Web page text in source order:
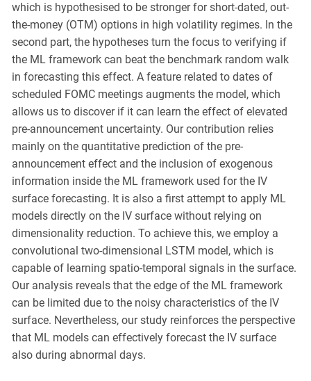
which is hypothesised to be stronger for short-dated, out-
the-money (OTM) options in high volatility regimes. In the
second part, the hypotheses turn the focus to verifying if
the ML framework can beat the benchmark random walk
in forecasting this effect. A feature related to dates of
scheduled FOMC meetings augments the model, which
allows us to discover if it can learn the effect of elevated
pre-announcement uncertainty. Our contribution relies
mainly on the quantitative prediction of the pre-
announcement effect and the inclusion of exogenous
information inside the ML framework used for the IV
surface forecasting. It is also a first attempt to apply ML
models directly on the IV surface without relying on
dimensionality reduction. To achieve this, we employ a
convolutional two-dimensional LSTM model, which is
capable of learning spatio-temporal signals in the surface.
Our analysis reveals that the edge of the ML framework
can be limited due to the noisy characteristics of the IV
surface. Nevertheless, our study reinforces the perspective
that ML models can effectively forecast the IV surface
also during abnormal days.